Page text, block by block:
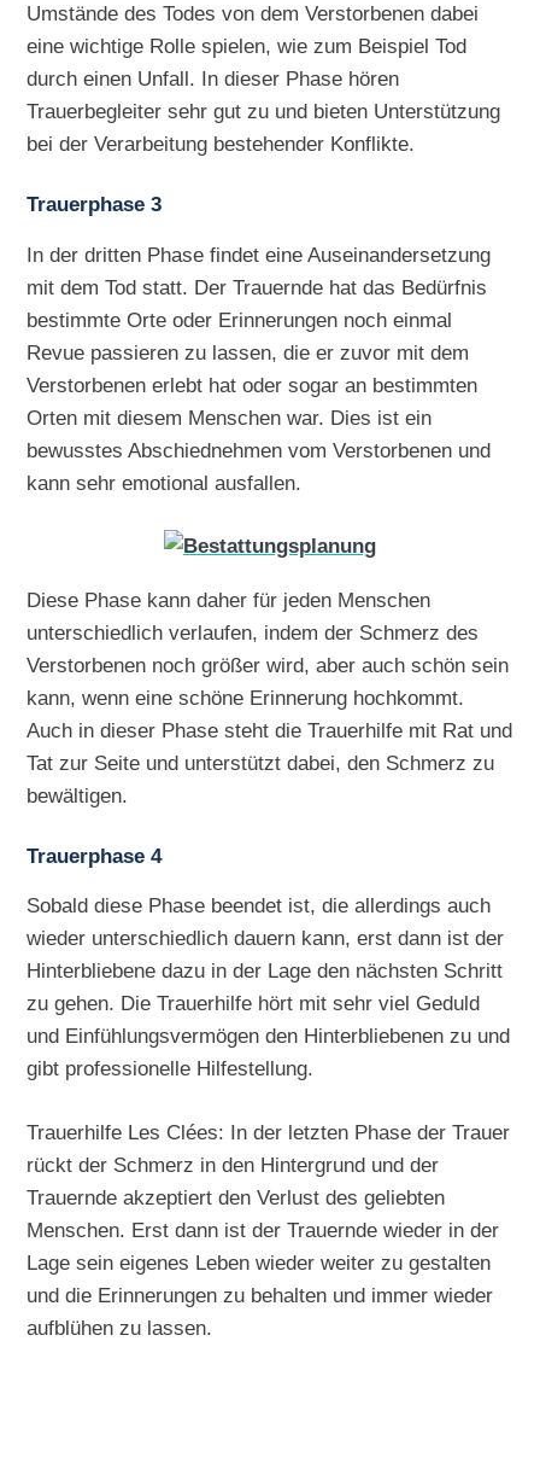
Umstände des Todes von dem Verstorbenen dabei
eine wichtige Rolle spielen, wie zum Beispiel Tod
durch einen Unfall. In dieser Phase hören
Trauerbegleiter sehr gut zu und bieten Unterstützung
bei der Verarbeitung bestehender Konflikte.
Trauerphase 3
In der dritten Phase findet eine Auseinandersetzung
mit dem Tod statt. Der Trauernde hat das Bedürfnis
bestimmte Orte oder Erinnerungen noch einmal
Revue passieren zu lassen, die er zuvor mit dem
Verstorbenen erlebt hat oder sogar an bestimmten
Orten mit diesem Menschen war. Dies ist ein
bewusstes Abschiednehmen vom Verstorbenen und
kann sehr emotional ausfallen.
Diese Phase kann daher für jeden Menschen
unterschiedlich verlaufen, indem der Schmerz des
Verstorbenen noch größer wird, aber auch schön sein
kann, wenn eine schöne Erinnerung hochkommt.
Auch in dieser Phase steht die Trauerhilfe mit Rat und
Tat zur Seite und unterstützt dabei, den Schmerz zu
bewältigen.
Trauerphase 4
Sobald diese Phase beendet ist, die allerdings auch
wieder unterschiedlich dauern kann, erst dann ist der
Hinterbliebene dazu in der Lage den nächsten Schritt
zu gehen. Die Trauerhilfe hört mit sehr viel Geduld
und Einfühlungsvermögen den Hinterbliebenen zu und
gibt professionelle Hilfestellung.
Trauerhilfe Les Clées: In der letzten Phase der Trauer
rückt der Schmerz in den Hintergrund und der
Trauernde akzeptiert den Verlust des geliebten
Menschen. Erst dann ist der Trauernde wieder in der
Lage sein eigenes Leben wieder weiter zu gestalten
und die Erinnerungen zu behalten und immer wieder
aufblühen zu lassen.